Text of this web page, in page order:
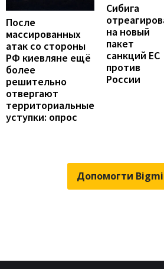
После
массированных
атак со стороны
РФ киевляне ещё
более
решительно
отвергают
территориальные
уступки: опрос
Сибига
на новый
пакет
санкций ЕС
против
России
Допомогти